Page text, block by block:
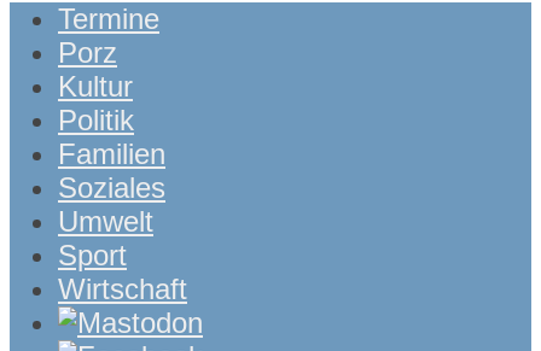
Main
menu
Skip
content
Termine
Porz
Kultur
Politik
Familien
Soziales
Umwelt
Sport
Wirtschaft